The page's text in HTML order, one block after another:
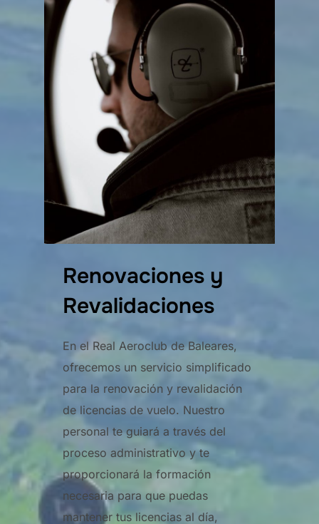
Renovaciones y
Revalidaciones
En el Real Aeroclub de Baleares,
ofrecemos un servicio simplificado
para la renovación y revalidación
de licencias de vuelo. Nuestro
personal te guiará a través del
proceso administrativo y te
proporcionará la formación
necesaria para que puedas
mantener tus licencias al día,